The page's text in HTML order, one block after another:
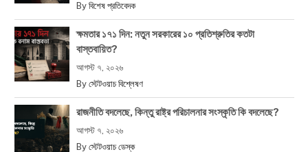
By বিশেষ প্রতিবেদক
ক্ষমতার ১৭১ দিন: নতুন সরকারের ১০ প্রতিশ্রুতির কতটা
বাস্তবায়িত?
আগস্ট ৭, ২০২৬
By স্টেটওয়াচ বিশ্লেষণ
রাজনীতি বদলেছে, কিন্তু রাষ্ট্র পরিচালনার সংস্কৃতি কি বদলেছে?
আগস্ট ৭, ২০২৬
By স্টেটওয়াচ ডেস্ক